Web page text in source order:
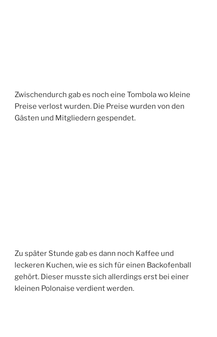
Zwischendurch gab es noch eine Tombola wo kleine
Preise verlost wurden. Die Preise wurden von den
Gästen und Mitgliedern gespendet.
Zu später Stunde gab es dann noch Kaffee und
leckeren Kuchen, wie es sich für einen Backofenball
gehört. Dieser musste sich allerdings erst bei einer
kleinen Polonaise verdient werden.